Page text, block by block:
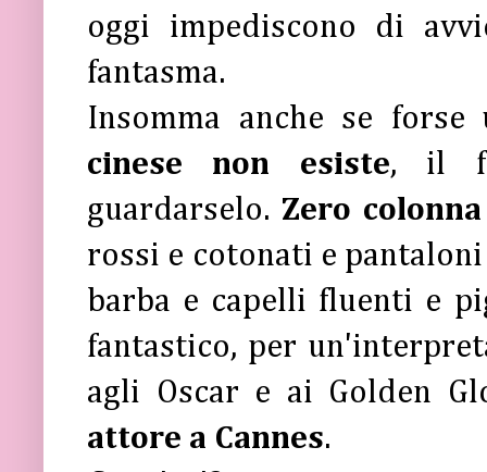
oggi impediscono di
fantasma.
Insomma anche se forse
cinese non esiste, il
guardarselo. Zero
rossi e cotonati e
barba e capelli fluenti e
fantastico, per
agli Oscar e ai Golden
attore a Cannes.